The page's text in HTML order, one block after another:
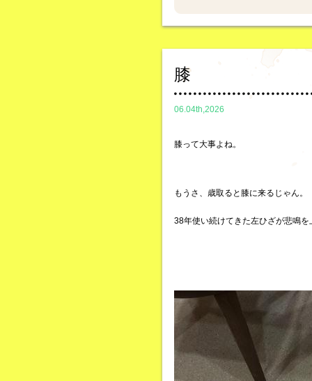
膝
06.04th,2026
膝って大事よね。
もうさ、歳取ると膝に来るじゃん。
38年使い続けてきた左ひざが悲鳴を